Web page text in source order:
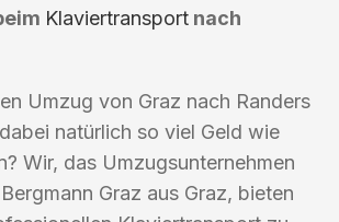
Klaviertransport nach
Umzug von Graz nach Randers
natürlich so viel Geld wie
Wir, das Umzugsunternehmen
Graz aus Graz, bieten